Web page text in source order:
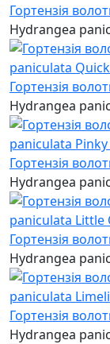
Гортензія
Hydrangea
Гортензія
Hydrangea
Гортензія
Hydrangea
Гортензія
Hydrangea
Гортензія
Hydrangea